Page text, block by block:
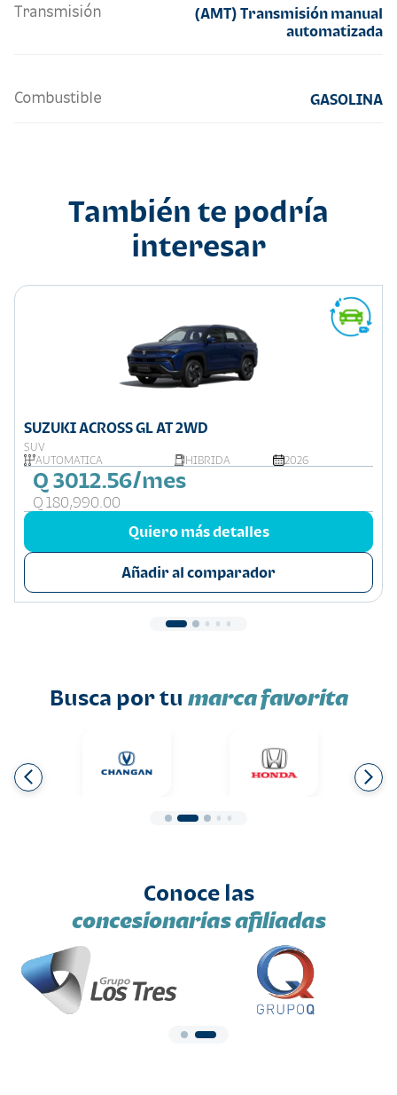
Transmisión
(AMT) Transmisión manual
automatizada
Combustible GASOLINA
También te podría
interesar
SUZUKI ACROSS GL AT 2WD
SUV
AUTOMÁTICA
HIBRIDA 2026
Q 3012.56/mes
Q 180,990.00
Quiero más detalles
Añadir al comparador
Busca por tu marca favorita
Conoce las
concesionarias afiliadas